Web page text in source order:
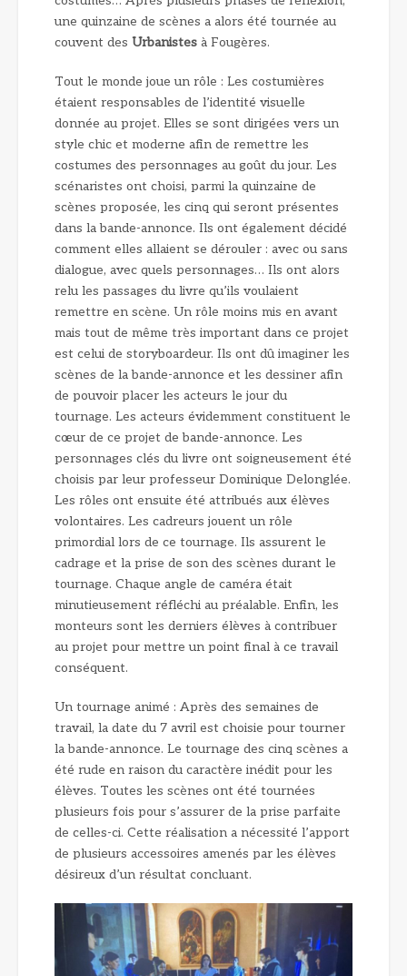
une quinzaine de scènes a alors été tournée au
couvent des Urbanistes à Fougères.
Tout le monde joue un rôle : Les costumières
étaient responsables de l’identité visuelle
donnée au projet. Elles se sont dirigées vers un
style chic et moderne afin de remettre les
costumes des personnages au goût du jour. Les
scénaristes ont choisi, parmi la quinzaine de
scènes proposée, les cinq qui seront présentes
dans la bande-annonce. Ils ont également décidé
comment elles allaient se dérouler : avec ou sans
dialogue, avec quels personnages… Ils ont alors
relu les passages du livre qu’ils voulaient
remettre en scène. Un rôle moins mis en avant
mais tout de même très important dans ce projet
est celui de storyboardeur. Ils ont dû imaginer les
scènes de la bande-annonce et les dessiner afin
de pouvoir placer les acteurs le jour du
tournage. Les acteurs évidemment constituent le
cœur de ce projet de bande-annonce. Les
personnages clés du livre ont soigneusement été
choisis par leur professeur Dominique Delonglée.
Les rôles ont ensuite été attribués aux élèves
volontaires. Les cadreurs jouent un rôle
primordial lors de ce tournage. Ils assurent le
cadrage et la prise de son des scènes durant le
tournage. Chaque angle de caméra était
minutieusement réfléchi au préalable. Enfin, les
monteurs sont les derniers élèves à contribuer
au projet pour mettre un point final à ce travail
conséquent.
Un tournage animé : Après des semaines de
travail, la date du 7 avril est choisie pour tourner
la bande-annonce. Le tournage des cinq scènes a
été rude en raison du caractère inédit pour les
élèves. Toutes les scènes ont été tournées
plusieurs fois pour s’assurer de la prise parfaite
de celles-ci. Cette réalisation a nécessité l’apport
de plusieurs accessoires amenés par les élèves
désireux d’un résultat concluant.